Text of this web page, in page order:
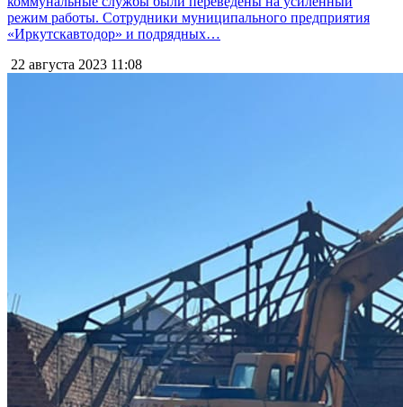
режим работы. Сотрудники муниципального предприятия
«Иркутскавтодор» и подрядных…
22 августа 2023 11:08